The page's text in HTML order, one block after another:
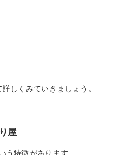
しくみていきましょう。
屋
う特徴があります。